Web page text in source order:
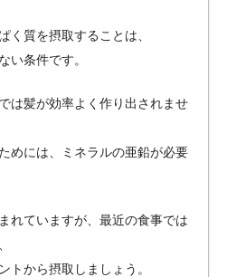
く質を摂取することは、
い条件です。
は髪が効率よく作り出されませ
めには、ミネラルの亜鉛が必要
れていますが、最近の食事では
トから摂取しましょう。